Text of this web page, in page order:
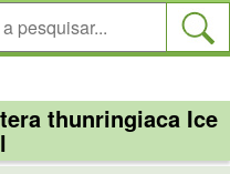
thunringiaca Ice